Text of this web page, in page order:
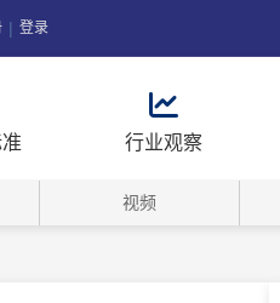
| 登录
行业观察
视频